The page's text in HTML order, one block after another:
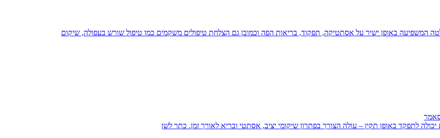
המשפיעה באופן ישיר על אסתטיקה, תפקוד, בריאות הפה וכמובן גם הצלחת טיפולים משקמים כמו טיפול שורש בעפולה, שיקום
לתפקד באופן תקין – עולה הצורך בפתרון שיקומי יציב, אסתטי ובריא לאורך זמן. כתר לשן